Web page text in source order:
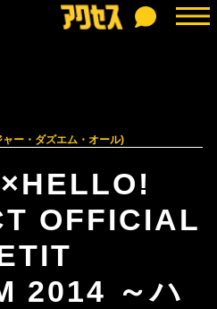
ー・ダズエム・オール)
OFFICIAL
2014 ～ハ